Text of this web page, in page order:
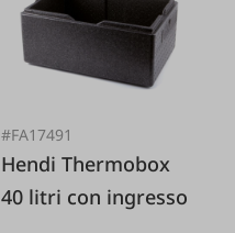
#FA17491
Hendi Thermobox
40 litri con ingresso